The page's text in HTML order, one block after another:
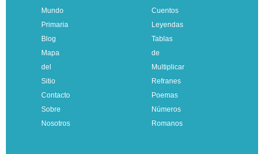
Mundo
Primaria
Blog
Mapa
del
Sitio
Contacto
Sobre
Nosotros
Cuentos
Leyendas
Tablas
de
Multiplicar
Refranes
Poemas
Números
Romanos